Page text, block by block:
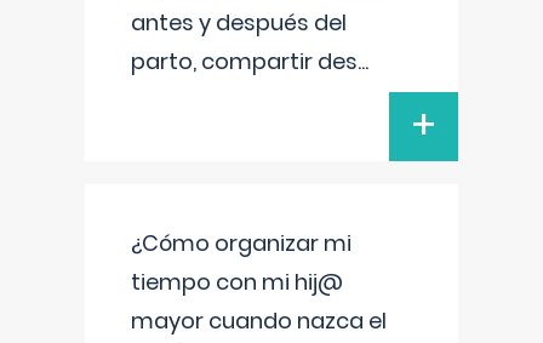
antes y después del
parto, compartir des...
+
¿Cómo organizar mi
tiempo con mi hij@
mayor cuando nazca el